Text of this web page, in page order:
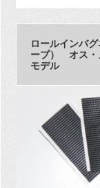
ロールインバ
ープ） オス・
モデル